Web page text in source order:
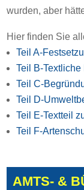
wurden, aber
Hier finden Sie
Teil A-
Teil B-
Teil C-
Teil D-
Teil E-Textteil
Teil F-
AMTS- &